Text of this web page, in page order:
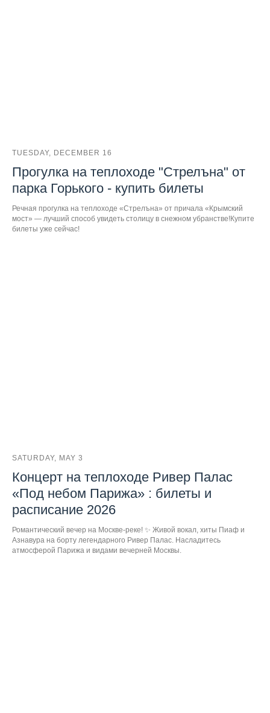
TUESDAY, DECEMBER 16
Прогулка на теплоходе "Стрелъна" от
парка Горького - купить билеты
Речная прогулка на теплоходе «Стрелъна» от причала «Крымский
мост» — лучший способ увидеть столицу в снежном убранстве!Купите
билеты уже сейчас!
SATURDAY, MAY 3
Концерт на теплоходе Ривер Палас
«Под небом Парижа» : билеты и
расписание 2026
Романтический вечер на Москве-реке! ✨ Живой вокал, хиты Пиаф и
Азнавура на борту легендарного Ривер Палас. Насладитесь
атмосферой Парижа и видами вечерней Москвы.